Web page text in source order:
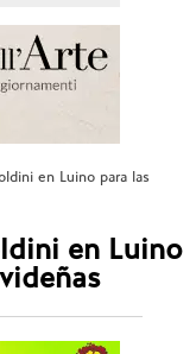
en Luino para las
en Luino